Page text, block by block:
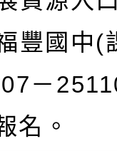
豐國中(
－
名。